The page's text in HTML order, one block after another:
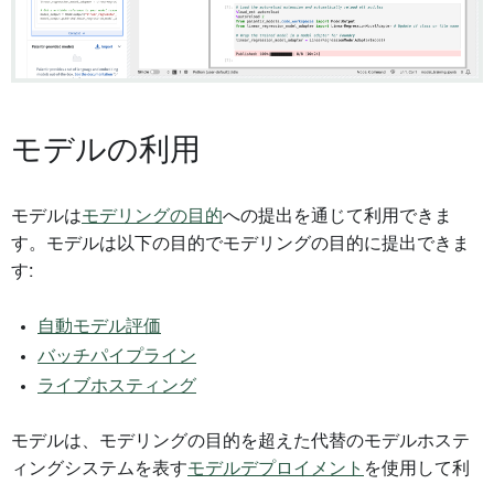
モデルの利用
モデルはモデリングの目的への提出を通じて利用できま
す。モデルは以下の目的でモデリングの目的に提出できま
す:
自動モデル評価
バッチパイプライン
ライブホスティング
モデルは、モデリングの目的を超えた代替のモデルホステ
ィングシステムを表すモデルデプロイメント を使用して利